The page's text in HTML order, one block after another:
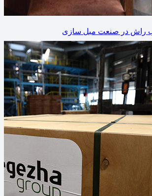
راش در صنعت مبل سازی